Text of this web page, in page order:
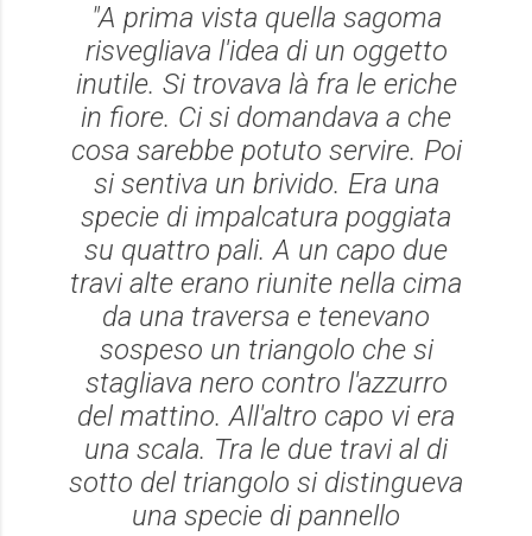
"A prima vista quella sagoma
risvegliava l'idea di un oggetto
inutile. Si trovava là fra le eriche
in fiore. Ci si domandava a che
cosa sarebbe potuto servire. Poi
si sentiva un brivido. Era una
specie di impalcatura poggiata
su quattro pali. A un capo due
travi alte erano riunite nella cima
da una traversa e tenevano
sospeso un triangolo che si
stagliava nero contro l'azzurro
del mattino. All'altro capo vi era
una scala. Tra le due travi al di
sotto del triangolo si distingueva
una specie di pannello